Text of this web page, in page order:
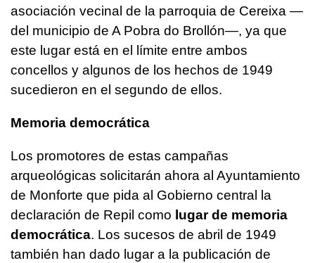
asociación vecinal de la parroquia de Cereixa —
del municipio de A Pobra do Brollón—, ya que
este lugar está en el límite entre ambos
concellos y algunos de los hechos de 1949
sucedieron en el segundo de ellos.
Memoria democrática
Los promotores de estas campañas
arqueológicas solicitarán ahora al Ayuntamiento
de Monforte que pida al Gobierno central la
declaración de Repil como lugar de memoria
democrática. Los sucesos de abril de 1949
también han dado lugar a la publicación de